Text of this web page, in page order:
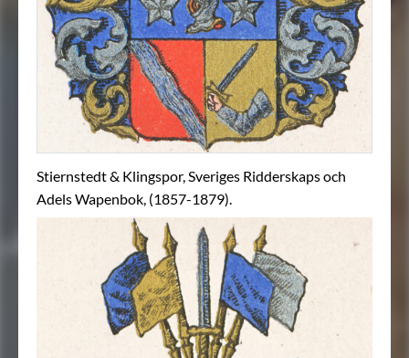
Stiernstedt & Klingspor, Sveriges Ridderskaps och
Adels Wapenbok, (1857-1879).